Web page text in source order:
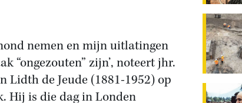
nemen en mijn uitlatingen
“ongezouten” zijn’, noteert jhr.
Lidth de Jeude (1881-1952) op
Hij is die dag in Londen